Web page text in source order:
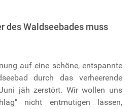
des Waldseebades muss
auf eine schöne, entspannte
durch das verheerende
jäh zerstört. Wir wollen uns
nicht entmutigen lassen,